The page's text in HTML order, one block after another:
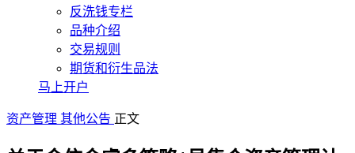
反洗钱专栏
品种介绍
交易规则
期货和衍生品法
马上开户
资产管理 其他公告 正文